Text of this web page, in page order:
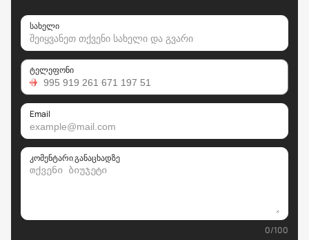
სახელი
ტელეფონი
Email
კომენტარი განაცხადზე
0/100